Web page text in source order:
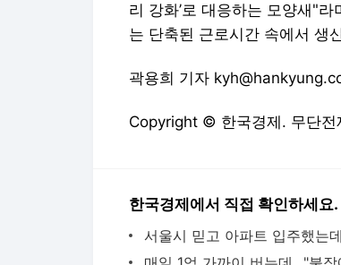
리 강화’로 대응하는 모양새"
는 단축된 근로시간 속에서 생
곽용희 기자
Copyright © 한국경제. 무단전
한국경제에서 직접 확인하세요.